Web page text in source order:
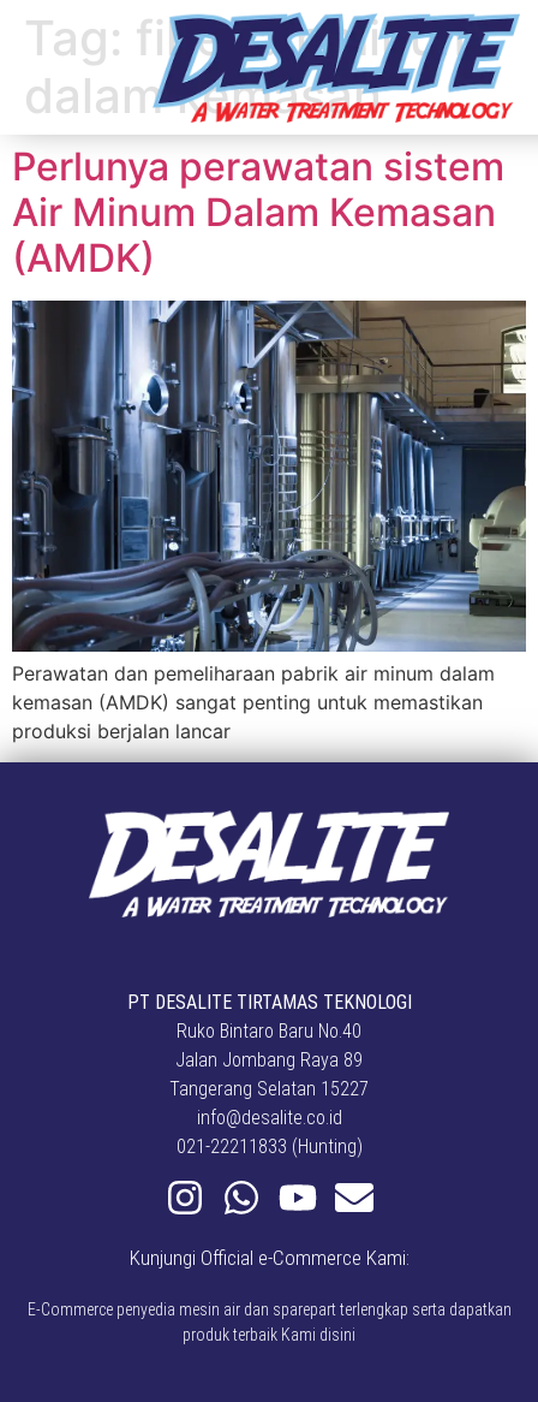
Tag: filter air minum
dalam kemasan
Perlunya perawatan sistem
Air Minum Dalam Kemasan
(AMDK)
Perawatan dan pemeliharaan pabrik air minum dalam
kemasan (AMDK) sangat penting untuk memastikan
produksi berjalan lancar
PT DESALITE TIRTAMAS TEKNOLOGI
Ruko Bintaro Baru No.40
Jalan Jombang Raya 89
Tangerang Selatan 15227
info@desalite.co.id
021-22211833 (Hunting)
Kunjungi Official e-Commerce Kami:
E-Commerce penyedia mesin air dan sparepart terlengkap serta dapatkan
produk terbaik Kami disini